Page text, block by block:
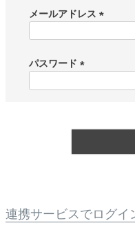
メールアドレス
)
パスワード
連携サービスでログイ